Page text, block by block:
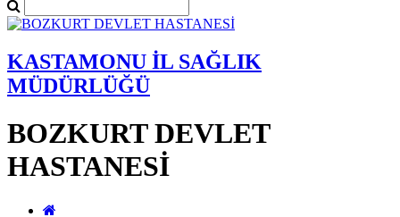
KASTAMONU İL SAĞLIK
MÜDÜRLÜĞÜ
BOZKURT DEVLET
HASTANESİ